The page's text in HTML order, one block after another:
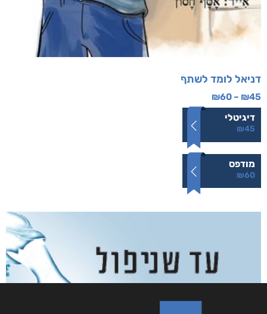
דניאל לומד לשתף
₪45
–
₪60
דיגיטלי
₪45
מודפס
₪60